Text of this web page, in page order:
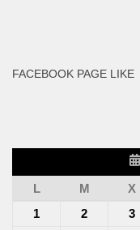
FACEBOOK PAGE LIKE
L
M X
1
2 3